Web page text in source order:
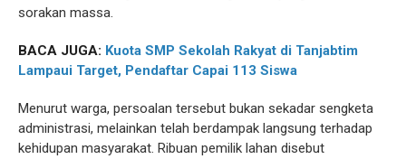
sorakan massa.
BACA JUGA: Kuota SMP Sekolah Rakyat di Tanjabtim
Lampaui Target, Pendaftar Capai 113 Siswa
Menurut warga, persoalan tersebut bukan sekadar sengketa
administrasi, melainkan telah berdampak langsung terhadap
kehidupan masyarakat. Ribuan pemilik lahan disebut